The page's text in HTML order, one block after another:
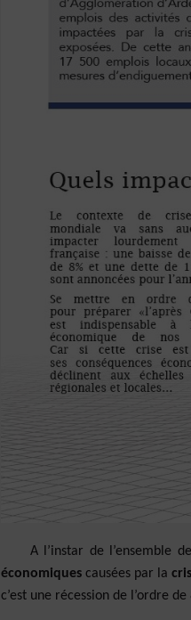
A l’instar de l’ensemble
économiques causées par la
c’est une récession de l’ordre